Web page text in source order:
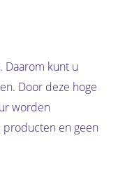
Daarom kunt u
Door deze hoge
worden
en geen